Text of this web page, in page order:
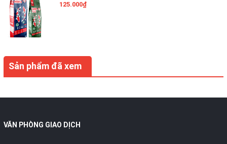
125.000₫
Sản phẩm đã xem
VĂN PHÒNG GIAO DỊCH